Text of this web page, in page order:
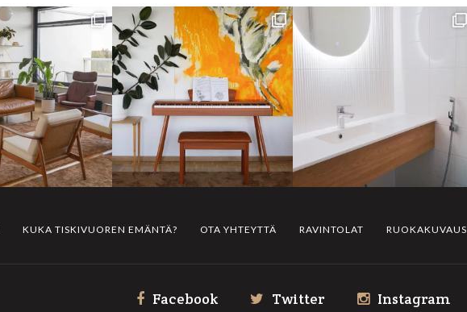
KUKA TISKIVUOREN EMÄNTÄ? OTA YHTEYTTÄ RAVINTOLAT RUOKAKUVAUS
Facebook Twitter Instagram